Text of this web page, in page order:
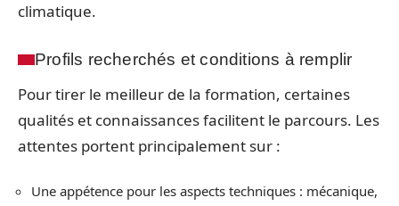
climatique.
Profils recherchés et conditions à remplir
Pour tirer le meilleur de la formation, certaines
qualités et connaissances facilitent le parcours. Les
attentes portent principalement sur :
Une appétence pour les aspects techniques : mécanique,